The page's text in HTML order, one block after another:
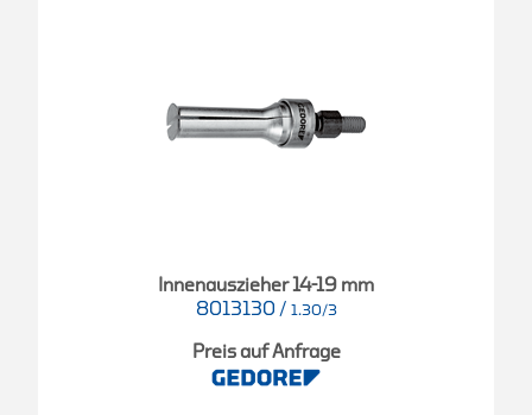
Innenauszieher 14-19 mm
8013130 / 1.30/3
Preis auf Anfrage